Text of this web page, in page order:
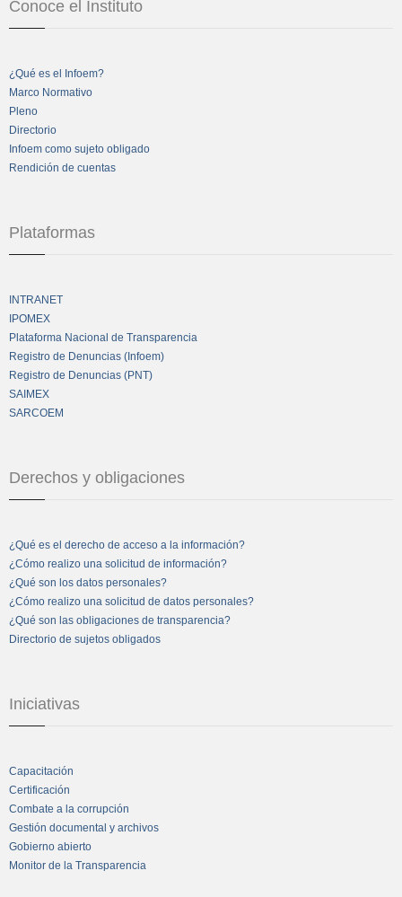
Conoce el Instituto
¿Qué es el Infoem?
Marco Normativo
Pleno
Directorio
Infoem como sujeto obligado
Rendición de cuentas
Plataformas
INTRANET
IPOMEX
Plataforma Nacional de Transparencia
Registro de Denuncias (Infoem)
Registro de Denuncias (PNT)
SAIMEX
SARCOEM
Derechos y obligaciones
¿Qué es el derecho de acceso a la información?
¿Cómo realizo una solicitud de información?
¿Qué son los datos personales?
¿Cómo realizo una solicitud de datos personales?
¿Qué son las obligaciones de transparencia?
Directorio de sujetos obligados
Iniciativas
Capacitación
Certificación
Combate a la corrupción
Gestión documental y archivos
Gobierno abierto
Monitor de la Transparencia